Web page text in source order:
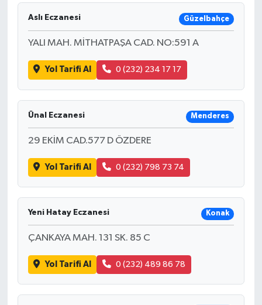
Aslı Eczanesi Güzelbahçe
YALI MAH. MİTHATPAŞA CAD. NO:591 A
Yol Tarifi Al 0 (232) 234 17 17
Ünal Eczanesi Menderes
29 EKİM CAD.577 D ÖZDERE
Yol Tarifi Al 0 (232) 798 73 74
Yeni Hatay Eczanesi Konak
ÇANKAYA MAH. 131 SK. 85 C
Yol Tarifi Al 0 (232) 489 86 78